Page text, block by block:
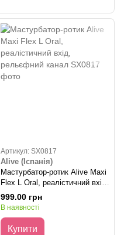
Артикул: SX0817
Alive (Іспанія)
Мастурбатор-ротик Alive Maxi
Flex L Oral, реалістичний вхід,
рельєфний канал
999.00 грн
В наявності
Купити